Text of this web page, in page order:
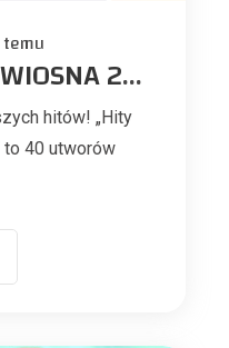
HITY NA CZASIE WIOSNA 2019
hitów! „Hity
to 40 utworów